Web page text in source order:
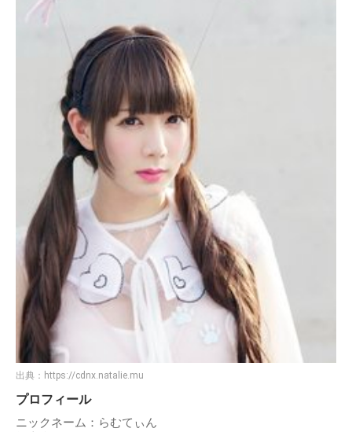
出典： https://cdnx.natalie.mu
プロフィール
ニックネーム：らむてぃん